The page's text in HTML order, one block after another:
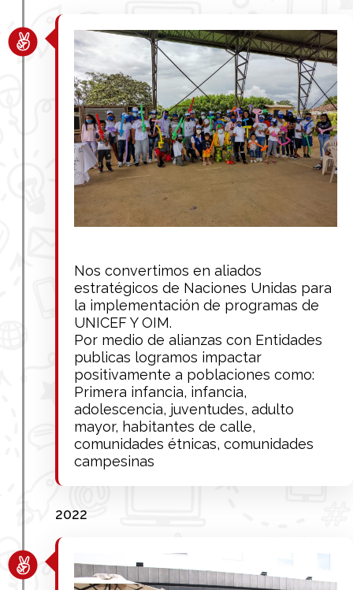
Nos convertimos en aliados
estratégicos de Naciones Unidas para
la implementación de programas de
UNICEF Y OIM.
Por medio de alianzas con Entidades
publicas logramos impactar
positivamente a poblaciones como:
Primera infancia, infancia,
adolescencia, juventudes, adulto
mayor, habitantes de calle,
comunidades étnicas, comunidades
campesinas
2022